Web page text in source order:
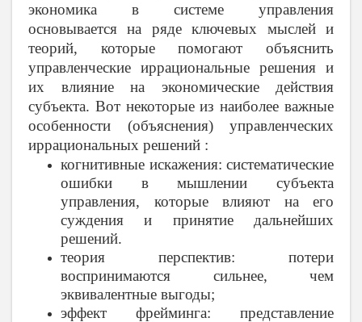
экономика в системе управления
основывается на ряде ключевых мыслей и
теорий, которые помогают объяснить
управленческие иррациональные решения и
их влияние на экономические действия
субъекта. Вот некоторые из наиболее важные
особенности (объяснения) управленческих
иррациональных решений :
когнитивные искажения: систематические
ошибки в мышлении субъекта
управления, которые влияют на его
суждения и принятие дальнейших
решений.
теория перспектив: потери
воспринимаются сильнее, чем
эквивалентные выгоды;
эффект фрейминга: представление